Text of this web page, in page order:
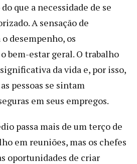
que a necessidade de se
A sensação de
desempenho, os
bem-estar geral. O trabalho
da vida e, por isso,
pessoas se sintam
em seus empregos.
passa mais de um terço de
em reuniões, mas os chefes
oportunidades de criar